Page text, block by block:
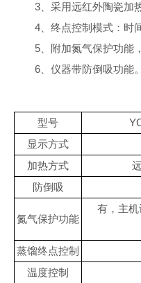
3 、采用远红外陶瓷
4 、终点控制模式：时
5 、附加氮气保护功
6 、仪器带防倒吸功能。
型号
显示方式
加热方式
防倒吸
氮气保护功能
有，主
蒸馏终点控制
温度控制